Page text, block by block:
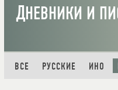
ДНЕВНИКИ И
ВСЕ РУССКИЕ ИНО